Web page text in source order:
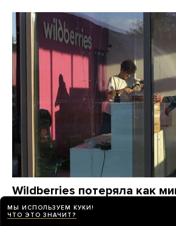
Wildberries потеряла как
миллиардов рублей от атак
дронов. Компания станет
МЫ ИСПОЛЬЗУЕМ КУКИ!
ЧТО ЭТО ЗНАЧИТ?